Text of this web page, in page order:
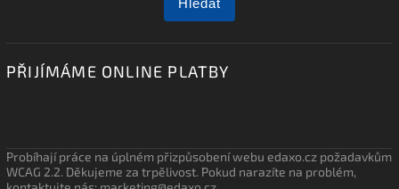
Hledat
PŘIJÍMÁME ONLINE PLATBY
Probíhají práce na úplném přizpůsobení webu edaxo.cz požadavkům
WCAG 2.2. Děkujeme za trpělivost. Pokud narazíte na problém,